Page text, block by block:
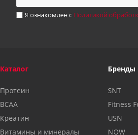
Я ознакомлен с Политикой
Каталог
Протеин
BCAA
Креатин
Витамины и минералы
Бренды
SNT
Fitness
USN
NOW